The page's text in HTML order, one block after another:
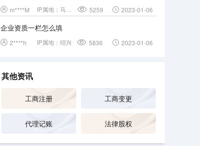
m****M IP属地： 5259 2023-01-06
企业资质一栏怎么填
2****h IP属地： 绍兴 5836 2023-01-06
其他资讯
工商注册 工商变更
代理记账 法律股权